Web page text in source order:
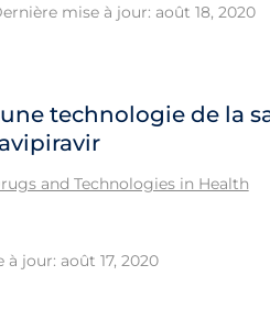
mise à jour: août 18, 2020
une technologie de la
and Technologies in Health
jour: août 17, 2020